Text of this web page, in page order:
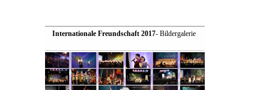
Internationale Freundschaft 2017- Bildergalerie